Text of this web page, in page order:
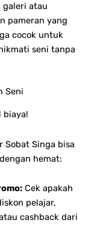
atau
pameran yang
cocok untuk
seni tanpa
Seni
biaya!
Sobat Singa bisa
hemat:
Cek apakah
pelajar,
cashback dari